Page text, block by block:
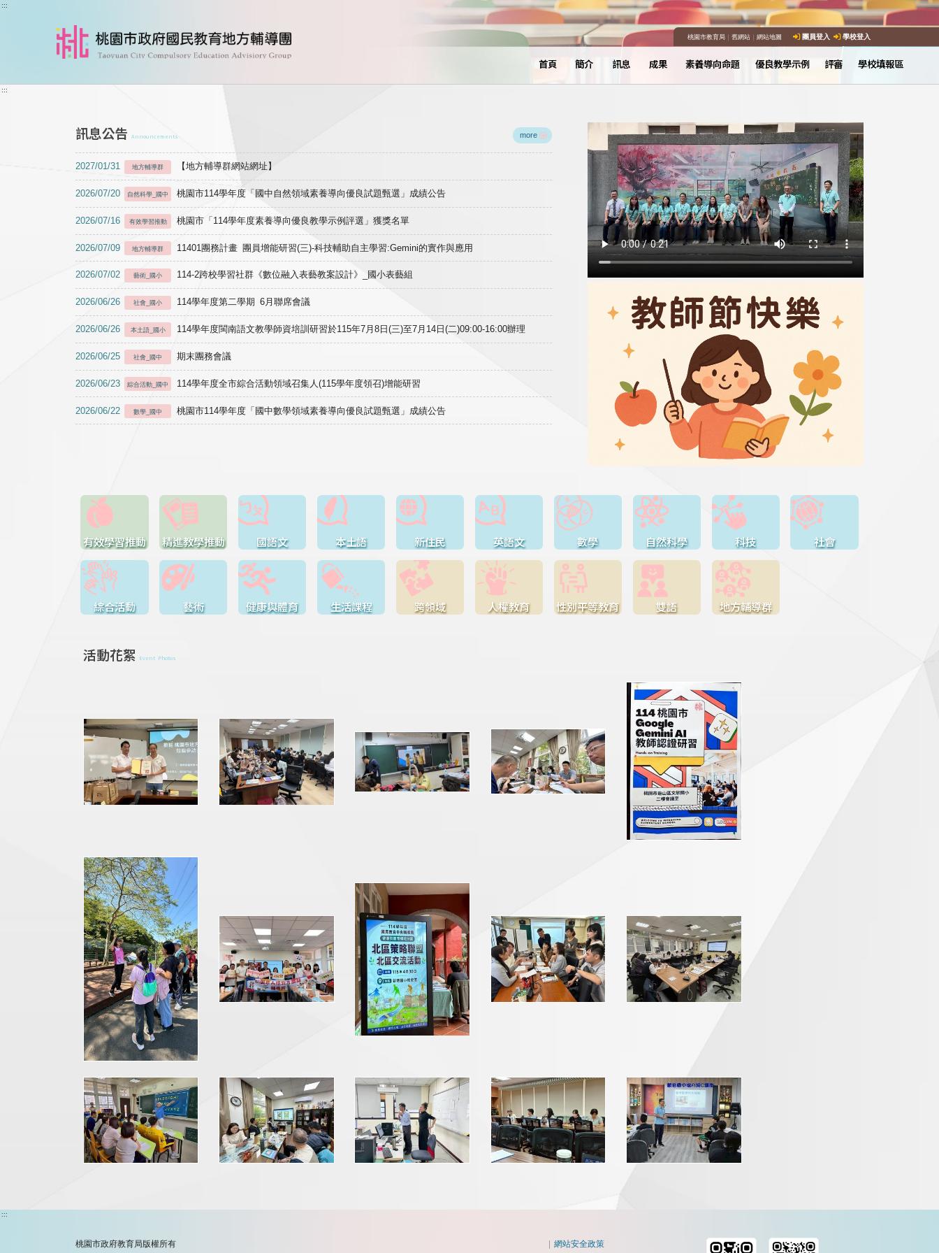
跳到主要內容
:::
桃園市教育局｜ 舊網站｜ 網站地圖 團員登入 學校登入
首頁 簡介 訊息 成果 素養導向命題 優良教學示例 評審 學校填報區
:::
訊息公告 Announcements more
2027/01/31 地方輔導群 【地方輔導群網站網址】
2026/07/20 自然科學_國中 桃園市114學年度「國中自然領域素養導向優良試題甄選」成績公告
2026/07/16 有效學習推動 桃園市「114學年度素養導向優良教學示例評選」獲獎名單
2026/07/09 地方輔導群 11401團務計畫 團員增能研習(三)-科技輔助自主學習:Gemini的實作與應用
2026/07/02 藝術_國小 114-2跨校學習社群《數位融入表藝教案設計》_國小表藝組
2026/06/26 社會_國小 114學年度第二學期 6月聯席會議
2026/06/26 本土語_國小 114學年度閩南語文教學師資培訓研習於115年7月8日(三)至7月14日(二)09:00-16:00辦理
2026/06/25 社會_國中 期末團務會議
2026/06/23 綜合活動_國中 114學年度全市綜合活動領域召集人(115學年度領召)增能研習
2026/06/22 數學_國中 桃園市114學年度「國中數學領域素養導向優良試題甄選」成績公告
有效學習推動 精進教學推動 國語文 本土語 新住民 英語文 數學 自然科學 科技 社會
綜合活動 藝術 健康與體育 生活課程 跨領域 人權教育 性別平等教育 雙語 地方輔導群
活動花絮 Event Photos
:::
桃園市政府教育局版權所有
|網站安全政策